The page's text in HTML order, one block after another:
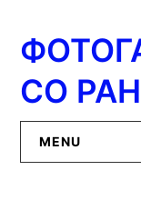
содержимому
СО РАН
MENU